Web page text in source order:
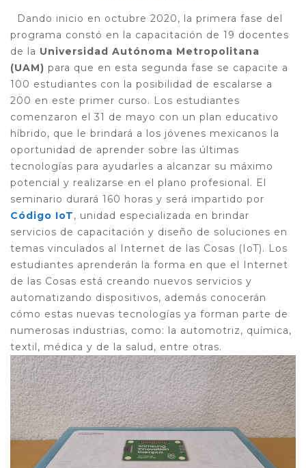
Dando inicio en octubre 2020, la primera fase del
programa constó en la capacitación de 19 docentes
de la Universidad Autónoma Metropolitana
(UAM) para que en esta segunda fase se capacite a
100 estudiantes con la posibilidad de escalarse a
200 en este primer curso. Los estudiantes
comenzaron el 31 de mayo con un plan educativo
híbrido, que le brindará a los jóvenes mexicanos la
oportunidad de aprender sobre las últimas
tecnologías para ayudarles a alcanzar su máximo
potencial y realizarse en el plano profesional. El
seminario durará 160 horas y será impartido por
Código IoT, unidad especializada en brindar
servicios de capacitación y diseño de soluciones en
temas vinculados al Internet de las Cosas (IoT). Los
estudiantes aprenderán la forma en que el Internet
de las Cosas está creando nuevos servicios y
automatizando dispositivos, además conocerán
cómo estas nuevas tecnologías ya forman parte de
numerosas industrias, como: la automotriz, química,
textil, médica y de la salud, entre otras.